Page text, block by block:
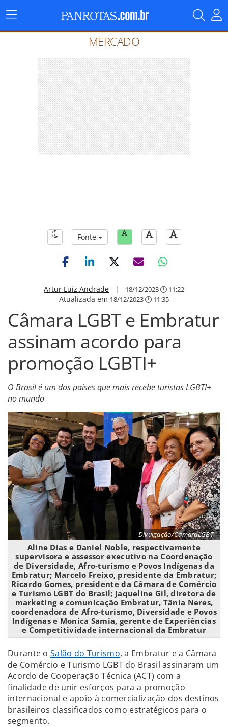
Menu
Principal
MERCADO
Fonte
Artur Luiz Andrade | 18/12/2023 11:22
Atualizada em 18/12/2023 11:35
Câmara LGBT e Embratur
assinam acordo para
promoção LGBTI+
O Brasil é um dos países que mais recebe turistas LGBTI+
no mundo
Divulgação/CâmaraLGBT
Aline Dias e Daniel Noble, respectivamente
supervisora e assessor executivo na Coordenação
de Diversidade, Afro-turismo e Povos Indígenas da
Embratur; Marcelo Freixo, presidente da Embratur;
Ricardo Gomes, presidente da Câmara de Comércio
e Turismo LGBT do Brasil; Jaqueline Gil, diretora de
marketing e comunicação Embratur, Tânia Neres,
coordenadora de Afro-turismo, Diversidade e Povos
Indígenas e Monica Samia, gerente de Experiências
e Competitividade internacional da Embratur
Durante oSalão do Turismo, a Embratur e a Câmara
de Comércio e Turismo LGBT do Brasil assinaram um
Acordo de Cooperação Técnica (ACT) com a
finalidade de unir esforços para a promoção
internacional e apoio à comercialização dos destinos
brasileiros classificados como estratégicos para o
segmento.